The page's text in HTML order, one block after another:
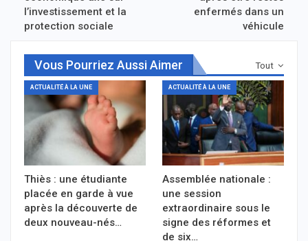
l’investissement et la
protection sociale
enfermés dans un
véhicule
Tout
Vous Pourriez Aussi Aimer
ACTUALITÉ À LA UNE
Thiès : une étudiante
placée en garde à vue
après la découverte de
deux nouveau-nés…
ACTUALITÉ À LA UNE
Assemblée nationale :
une session
extraordinaire sous le
signe des réformes et
de six…